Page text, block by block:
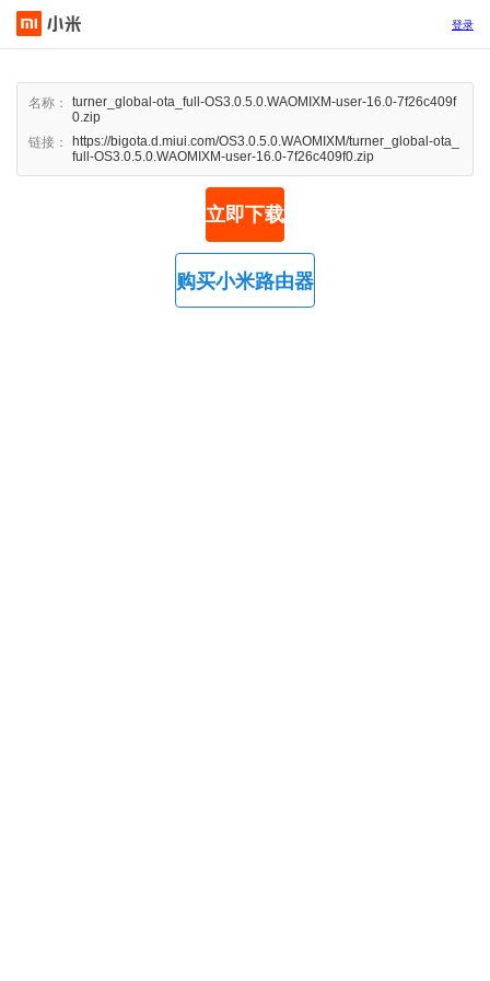
登录
名称：
turner_global-ota_full-OS3.0.5.0.WAOMIXM-user-16.0-7f26c409f
0.zip
链接：
https://bigota.d.miui.com/OS3.0.5.0.WAOMIXM/turner_global-ota_
full-OS3.0.5.0.WAOMIXM-user-16.0-7f26c409f0.zip
立即下载
购买小米路由器